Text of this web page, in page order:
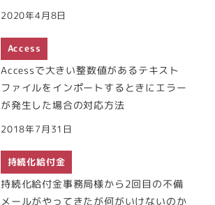
2020年4月8日
Access
Accessで大きい整数値があるテキスト
ファイルをインポートするときにエラー
が発生した場合の対応方法
2018年7月31日
持続化給付金
持続化給付金事務局様から2回目の不備
メールがやってきたが何がいけないのか